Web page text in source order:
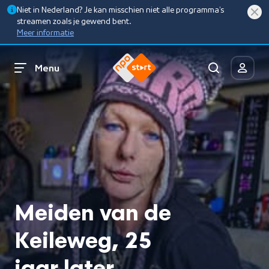
Niet in Nederland? Je kan misschien niet alle programma’s
streamen zoals je gewend bent.
Meer informatie
Menu
Meiden van de
Keileweg, 25